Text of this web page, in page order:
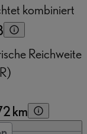
kombiniert
Reichweite
km